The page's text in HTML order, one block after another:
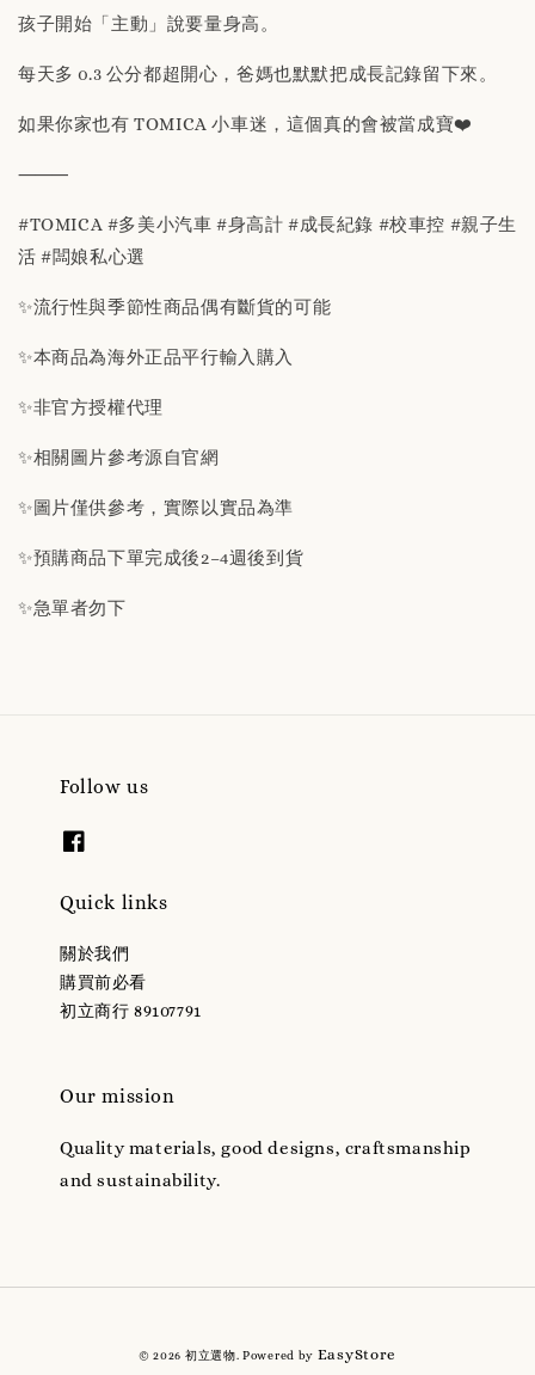
孩子開始「主動」說要量身高。
每天多 0.3 公分都超開心，爸媽也默默把成長記錄留下來。
如果你家也有 TOMICA 小車迷，這個真的會被當成寶❤️
⸻
#TOMICA #多美小汽車 #身高計 #成長紀錄 #校車控 #親子生
活 #闆娘私心選
✨流行性與季節性商品偶有斷貨的可能
✨本商品為海外正品平行輸入購入
✨非官方授權代理
✨相關圖片參考源自官網
✨圖片僅供參考，實際以實品為準
✨預購商品下單完成後2–4週後到貨
✨急單者勿下
Follow us
Quick links
關於我們
購買前必看
初立商行 89107791
Our mission
Quality materials, good designs, craftsmanship
and sustainability.
© 2026 初立選物. Powered by EasyStore